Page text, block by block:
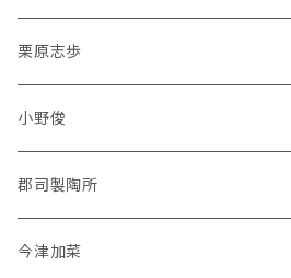
栗原志歩
小野俊
郡司製陶所
今津加菜